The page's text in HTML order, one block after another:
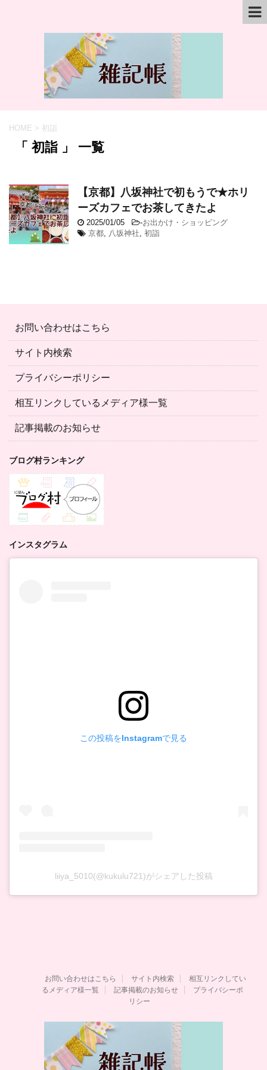
HOME > 初詣
「 初詣 」 一覧
【京都】八坂神社で初もうで★ホリ
ーズカフェでお茶してきたよ
2025/01/05 -お出かけ・ショッピング
京都, 八坂神社, 初詣
お問い合わせはこちら
サイト内検索
プライバシーポリシー
相互リンクしているメディア様一覧
記事掲載のお知らせ
ブログ村ランキング
インスタグラム
この投稿をInstagramで見る
liiya_5010(@kukulu721)がシェアした投稿
お問い合わせはこちら サイト内検索
相互リンクしてい
るメディア様一覧
記事掲載のお知らせ
プライバシーポ
リシー